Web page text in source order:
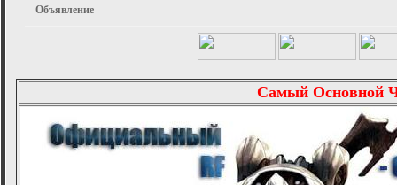
Объявление
Самый Основной